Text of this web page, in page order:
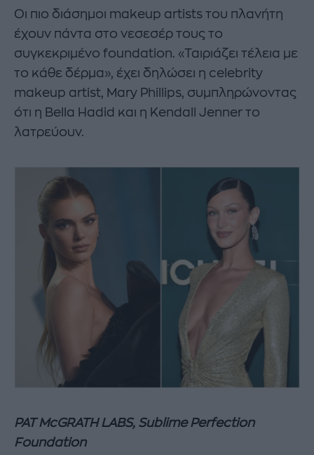
Οι πιο διάσημοι makeup artists του πλανήτη
έχουν πάντα στο νεσεσέρ τους το
συγκεκριμένο foundation. «Ταιριάζει τέλεια με
το κάθε δέρμα», έχει δηλώσει η celebrity
makeup artist, Mary Phillips, συμπληρώνοντας
ότι η Bella Hadid και η Kendall Jenner το
λατρεύουν.
PAT McGRATH LABS, Sublime Perfection
Foundation